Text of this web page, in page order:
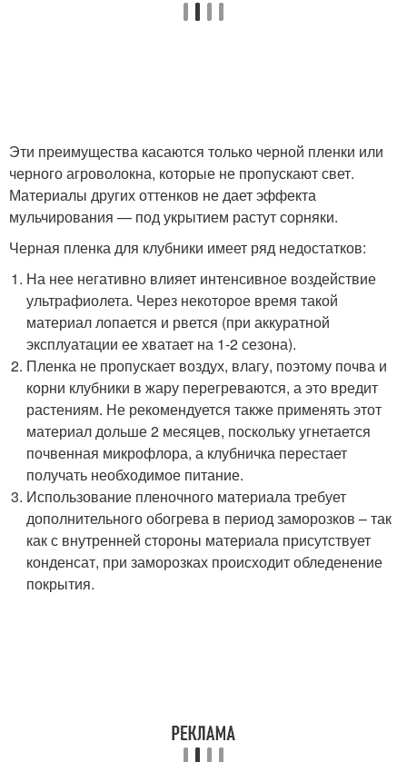
Эти преимущества касаются только черной пленки или
черного агроволокна, которые не пропускают свет.
Материалы других оттенков не дает эффекта
мульчирования — под укрытием растут сорняки.
Черная пленка для клубники имеет ряд недостатков:
На нее негативно влияет интенсивное воздействие
ультрафиолета. Через некоторое время такой
материал лопается и рвется (при аккуратной
эксплуатации ее хватает на 1-2 сезона).
Пленка не пропускает воздух, влагу, поэтому почва и
корни клубники в жару перегреваются, а это вредит
растениям. Не рекомендуется также применять этот
материал дольше 2 месяцев, поскольку угнетается
почвенная микрофлора, а клубничка перестает
получать необходимое питание.
Использование пленочного материала требует
дополнительного обогрева в период заморозков – так
как с внутренней стороны материала присутствует
конденсат, при заморозках происходит обледенение
покрытия.